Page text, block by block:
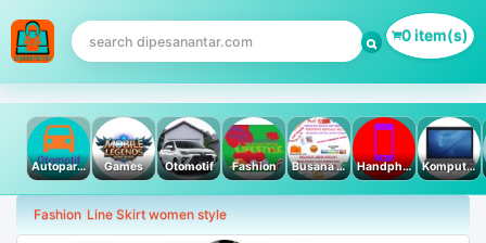
0 item(s)
Autoparts Games Otomotif Fashion Busana Muslim Handphone & Tablet Komputer PC & Laptop
Fashion Line Skirt women style